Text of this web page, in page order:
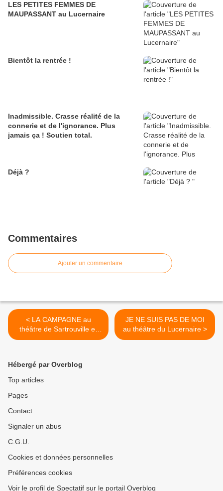
LES PETITES FEMMES DE
MAUPASSANT au Lucernaire
Bientôt la rentrée !
Inadmissible. Crasse réalité de la
connerie et de l'ignorance. Plus
jamais ça ! Soutien total.
Déjà ?
Commentaires
Ajouter un commentaire
< LA CAMPAGNE au
théâtre de Sartrouville et
des Yvelines - CDN
JE NE SUIS PAS DE MOI
au théâtre du Lucernaire >
Hébergé par Overblog
Top articles
Pages
Contact
Signaler un abus
C.G.U.
Cookies et données personnelles
Préférences cookies
Voir le profil de Spectatif sur le portail Overblog